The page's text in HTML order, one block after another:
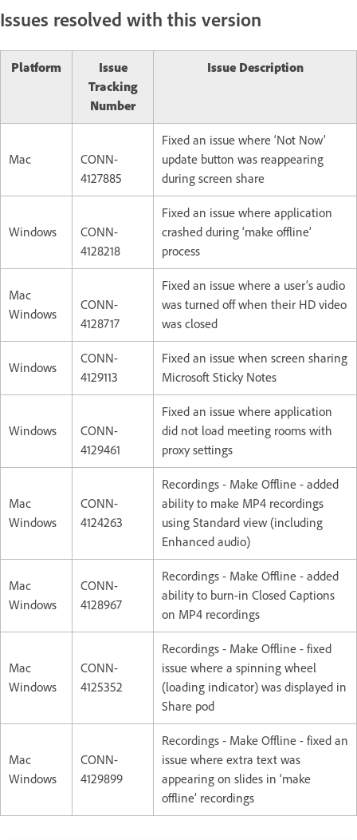
Issues resolved with this version
Platform
Issue
Tracking
Number
Issue Description
Mac
CONN-
4127885
Fixed an issue where ‘Not Now’
update button was reappearing
during screen share
Windows
CONN-
4128218
Fixed an issue where application
crashed during ‘make offline’
process
Mac
Windows
CONN-
4128717
Fixed an issue where a user’s audio
was turned off when their HD video
was closed
Windows
CONN-
4129113
Fixed an issue when screen sharing
Microsoft Sticky Notes
Windows
CONN-
4129461
Fixed an issue where application
did not load meeting rooms with
proxy settings
Mac
Windows
CONN-
4124263
Recordings - Make Offline - added
ability to make MP4 recordings
using Standard view (including
Enhanced audio)
Mac
Windows
CONN-
4128967
Recordings - Make Offline - added
ability to burn-in Closed Captions
on MP4 recordings
Mac
Windows
CONN-
4125352
Recordings - Make Offline - fixed
issue where a spinning wheel
(loading indicator) was displayed in
Share pod
Mac
Windows
CONN-
4129899
Recordings - Make Offline - fixed an
issue where extra text was
appearing on slides in ‘make
offline’ recordings